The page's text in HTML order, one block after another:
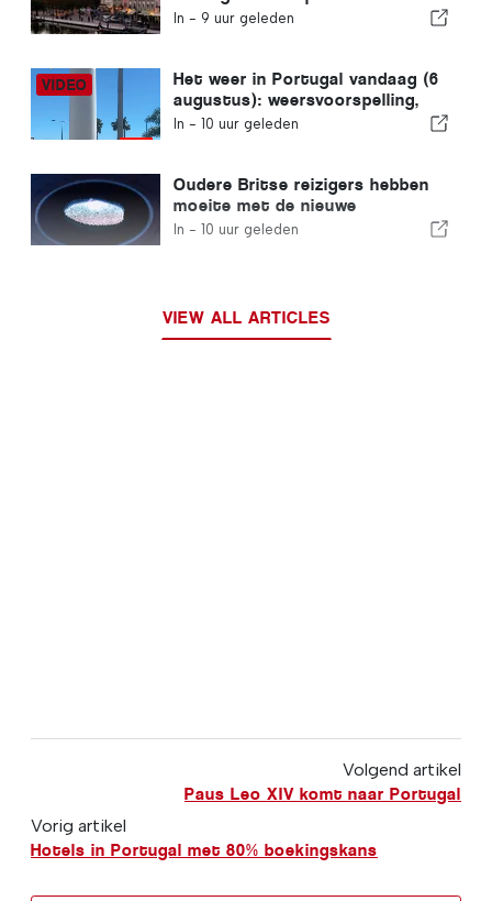
aangeboden, wordt binnen een
In - 9 uur geleden
Het weer in Portugal vandaag (6
augustus): weersvoorspelling,
temperaturen en wat je kunt
In - 10 uur geleden
Oudere Britse reizigers hebben
moeite met de nieuwe
vingerafdrukcontroles van de
In - 10 uur geleden
VIEW ALL ARTICLES
Volgend artikel
Paus Leo XIV komt naar Portugal
Vorig artikel
Hotels in Portugal met 80% boekingskans